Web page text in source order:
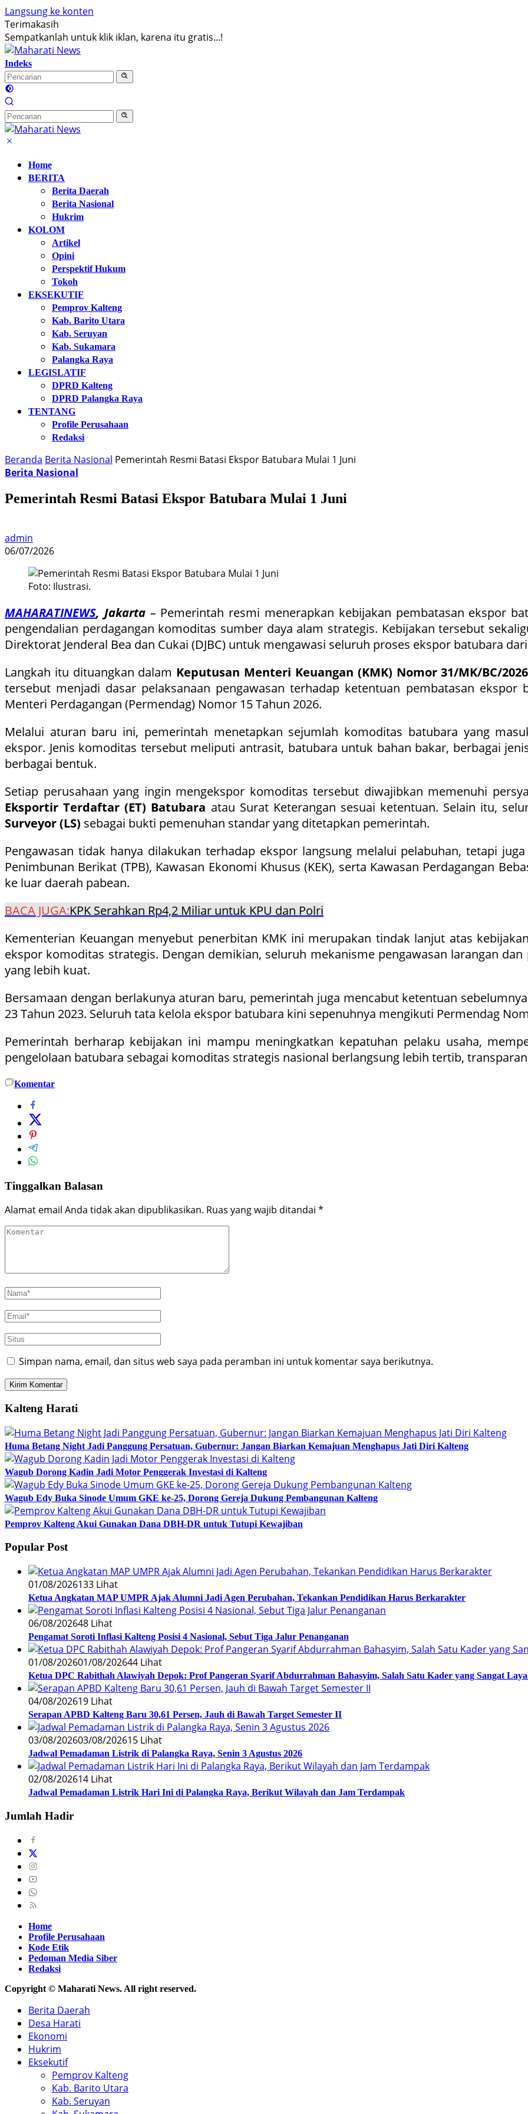
Langsung ke konten
Terimakasih
Sempatkanlah untuk klik iklan, karena itu gratis...!
Indeks
Home
BERITA
Berita Daerah
Berita Nasional
Hukrim
KOLOM
Artikel
Opini
Perspektif Hukum
Tokoh
EKSEKUTIF
Pemprov Kalteng
Kab. Barito Utara
Kab. Seruyan
Kab. Sukamara
Palangka Raya
LEGISLATIF
DPRD Kalteng
DPRD Palangka Raya
TENTANG
Profile Perusahaan
Redaksi
Beranda Berita Nasional Pemerintah Resmi Batasi Ekspor Batubara Mulai 1 Juni
Berita Nasional
Pemerintah Resmi Batasi Ekspor Batubara Mulai 1 Juni
admin
06/07/2026
Foto: Ilustrasi.
MAHARATINEWS, Jakarta– Pemerintah resmi menerapkan kebijakan pembatasan ekspor
pengendalian perdagangan komoditas sumber daya alam strategis. Kebijakan tersebut
Direktorat Jenderal Bea dan Cukai (DJBC) untuk mengawasi seluruh proses ekspor batubara
Langkah itu dituangkan dalam Keputusan Menteri Keuangan (KMK) Nomor 31/MK/BC/2026
tersebut menjadi dasar pelaksanaan pengawasan terhadap ketentuan pembatasan ekspor
Menteri Perdagangan (Permendag) Nomor 15 Tahun 2026.
Melalui aturan baru ini, pemerintah menetapkan sejumlah komoditas batubara yang
ekspor. Jenis komoditas tersebut meliputi antrasit, batubara untuk bahan bakar, berbagai
berbagai bentuk.
Setiap perusahaan yang ingin mengekspor komoditas tersebut diwajibkan memenuhi
Eksportir Terdaftar (ET) Batubara atau Surat Keterangan sesuai ketentuan. Selain itu,
Surveyor (LS) sebagai bukti pemenuhan standar yang ditetapkan pemerintah.
Pengawasan tidak hanya dilakukan terhadap ekspor langsung melalui pelabuhan, tetapi
Penimbunan Berikat (TPB), Kawasan Ekonomi Khusus (KEK), serta Kawasan Perdagangan
ke luar daerah pabean.
BACA JUGA:KPK Serahkan Rp4,2 Miliar untuk KPU dan Polri
Kementerian Keuangan menyebut penerbitan KMK ini merupakan tindak lanjut atas
ekspor komoditas strategis. Dengan demikian, seluruh mekanisme pengawasan larangan
yang lebih kuat.
Bersamaan dengan berlakunya aturan baru, pemerintah juga mencabut ketentuan
23 Tahun 2023. Seluruh tata kelola ekspor batubara kini sepenuhnya mengikuti Permendag
Pemerintah berharap kebijakan ini mampu meningkatkan kepatuhan pelaku usaha,
pengelolaan batubara sebagai komoditas strategis nasional berlangsung lebih tertib,
Komentar
Tinggalkan Balasan
Alamat email Anda tidak akan dipublikasikan. Ruas yang wajib ditandai *
Simpan nama, email, dan situs web saya pada peramban ini untuk komentar saya berikutnya.
Kalteng Harati
Huma Betang Night Jadi Panggung Persatuan, Gubernur: Jangan Biarkan Kemajuan Menghapus Jati Diri Kalteng
Wagub Dorong Kadin Jadi Motor Penggerak Investasi di Kalteng
Wagub Edy Buka Sinode Umum GKE ke-25, Dorong Gereja Dukung Pembangunan Kalteng
Pemprov Kalteng Akui Gunakan Dana DBH-DR untuk Tutupi Kewajiban
Popular Post
01/08/2026133 Lihat
Ketua Angkatan MAP UMPR Ajak Alumni Jadi Agen Perubahan, Tekankan Pendidikan Harus Berkarakter
06/08/202648 Lihat
Pengamat Soroti Inflasi Kalteng Posisi 4 Nasional, Sebut Tiga Jalur Penanganan
01/08/202601/08/202644 Lihat
Ketua DPC Rabithah Alawiyah Depok: Prof Pangeran Syarif Abdurrahman Bahasyim, Salah Satu Kader yang Sangat
04/08/202619 Lihat
Serapan APBD Kalteng Baru 30,61 Persen, Jauh di Bawah Target Semester II
03/08/202603/08/202615 Lihat
Jadwal Pemadaman Listrik di Palangka Raya, Senin 3 Agustus 2026
02/08/202614 Lihat
Jadwal Pemadaman Listrik Hari Ini di Palangka Raya, Berikut Wilayah dan Jam Terdampak
Jumlah Hadir
Home
Profile Perusahaan
Kode Etik
Pedoman Media Siber
Redaksi
Copyright © Maharati News. All right reserved.
Berita Daerah
Desa Harati
Ekonomi
Hukrim
Eksekutif
Pemprov Kalteng
Kab. Barito Utara
Kab. Seruyan